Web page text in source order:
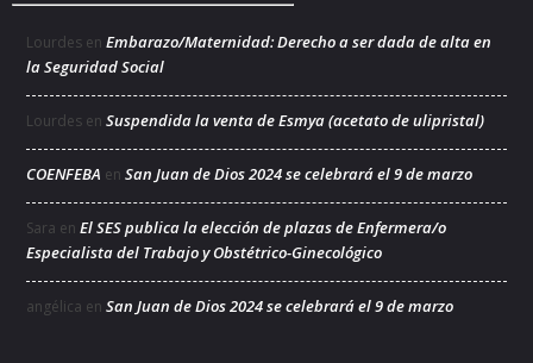
Lourdes en Embarazo/Maternidad: Derecho a ser dada de alta en
la Seguridad Social
Lourdes en Suspendida la venta de Esmya (acetato de ulipristal)
COENFEBA en San Juan de Dios 2024 se celebrará el 9 de marzo
Sara en El SES publica la elección de plazas de Enfermera/o
Especialista del Trabajo y Obstétrico-Ginecológico
angélica en San Juan de Dios 2024 se celebrará el 9 de marzo